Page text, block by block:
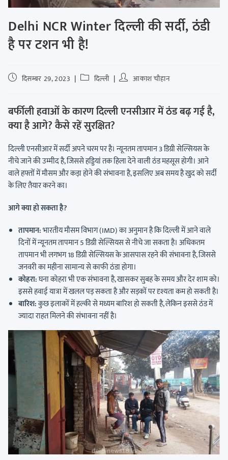
Delhi NCR Winter दिल्ली की सर्दी, ठंडी
है पर टशन भी है!
दिसम्बर 29, 2023 दिल्ली आकाश चौहान
बर्फीली हवाओं के कारण दिल्ली एनसीआर में ठंड बढ़ गई है,
क्या है आगे? कैसे रहें सुरक्षित?
दिल्ली एनसीआर में सर्दी अपने चरम पर है। न्यूनतम तापमान 3 डिग्री सेल्सियस के
नीचे जाने की उम्मीद है, जिससे हड्डियां तक हिला देने वाली ठंड महसूस होगी। आने
वाले हफ्तों में मौसम और कड़ा होने की संभावना है, इसलिए अब समय है खुद को सर्दी
के लिए तैयार करने का।
आगे क्या हो सकता है?
तापमान:भारतीय मौसम विभाग (IMD) का अनुमान है कि दिल्ली में आने वाले
दिनों में न्यूनतम तापमान 5 डिग्री सेल्सियस से नीचे जा सकता है। अधिकतम
तापमान भी लगभग 18 डिग्री सेल्सियस के आसपास रहने की संभावना है, जिससे
जनवरी का महीना सामान्य से काफी ठंडा होगा।
कोहरा:घना कोहरा भी एक संभावना है, खासकर सुबह के समय और देर शाम को।
इससे हवाई यात्रा में खलल पड़ सकता है और सड़कों पर दृश्यता कम हो सकती है।
बारिश:कुछ इलाकों में हल्की से मध्यम बारिश हो सकती है, लेकिन इससे ठंड में
ज्यादा राहत मिलने की संभावना नहीं है।